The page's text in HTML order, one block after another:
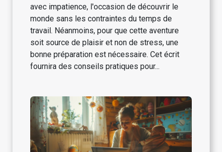
avec impatience, l'occasion de découvrir le
monde sans les contraintes du temps de
travail. Néanmoins, pour que cette aventure
soit source de plaisir et non de stress, une
bonne préparation est nécessaire. Cet écrit
fournira des conseils pratiques pour...